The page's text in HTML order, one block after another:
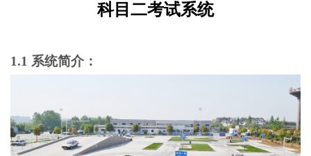
科目二考试系统
1.1 系统简介：